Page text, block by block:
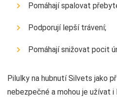
Pomáhají spalovat
Podporují lepší trávení;
Pomáhají snižovat pocit
Pilulky na hubnutí Silvets jako
nebezpečné a mohou je užívat i